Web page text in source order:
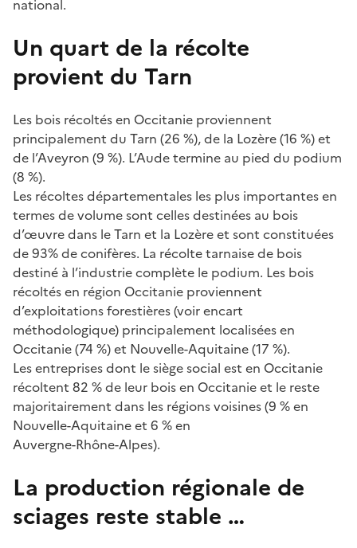
national.
Un quart de la récolte
provient du Tarn
Les bois récoltés en Occitanie proviennent
principalement du Tarn (26 %), de la Lozère (16 %) et
de l’Aveyron (9 %). L’Aude termine au pied du podium
(8 %).
Les récoltes départementales les plus importantes en
termes de volume sont celles destinées au bois
d’œuvre dans le Tarn et la Lozère et sont constituées
de 93% de conifères. La récolte tarnaise de bois
destiné à l’industrie complète le podium. Les bois
récoltés en région Occitanie proviennent
d’exploitations forestières (voir encart
méthodologique) principalement localisées en
Occitanie (74 %) et Nouvelle-Aquitaine (17 %).
Les entreprises dont le siège social est en Occitanie
récoltent 82 % de leur bois en Occitanie et le reste
majoritairement dans les régions voisines (9 % en
Nouvelle-Aquitaine et 6 % en
Auvergne-Rhône-Alpes).
La production régionale de
sciages reste stable …